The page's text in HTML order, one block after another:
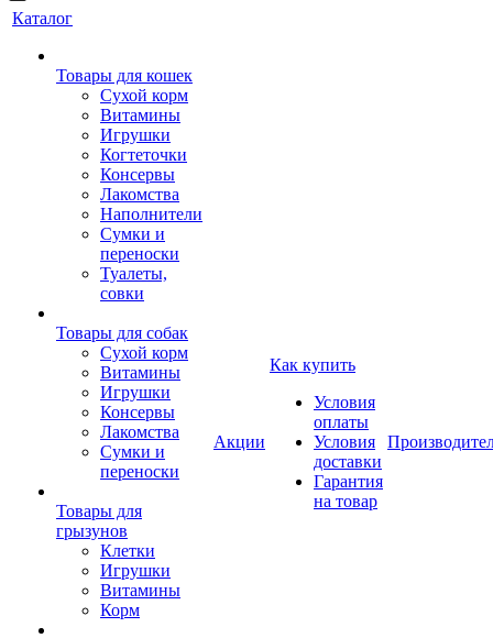
Каталог
Товары для кошек
Cухой корм
Витамины
Игрушки
Когтеточки
Консервы
Лакомства
Наполнители
Сумки и
переноски
Туалеты,
совки
Товары для собак
Cухой корм
Витамины
Игрушки
Консервы
Лакомства
Сумки и
переноски
Товары для
грызунов
Клетки
Игрушки
Витамины
Корм
Акции
Как купить
Условия
оплаты
Условия
доставки
Гарантия
на товар